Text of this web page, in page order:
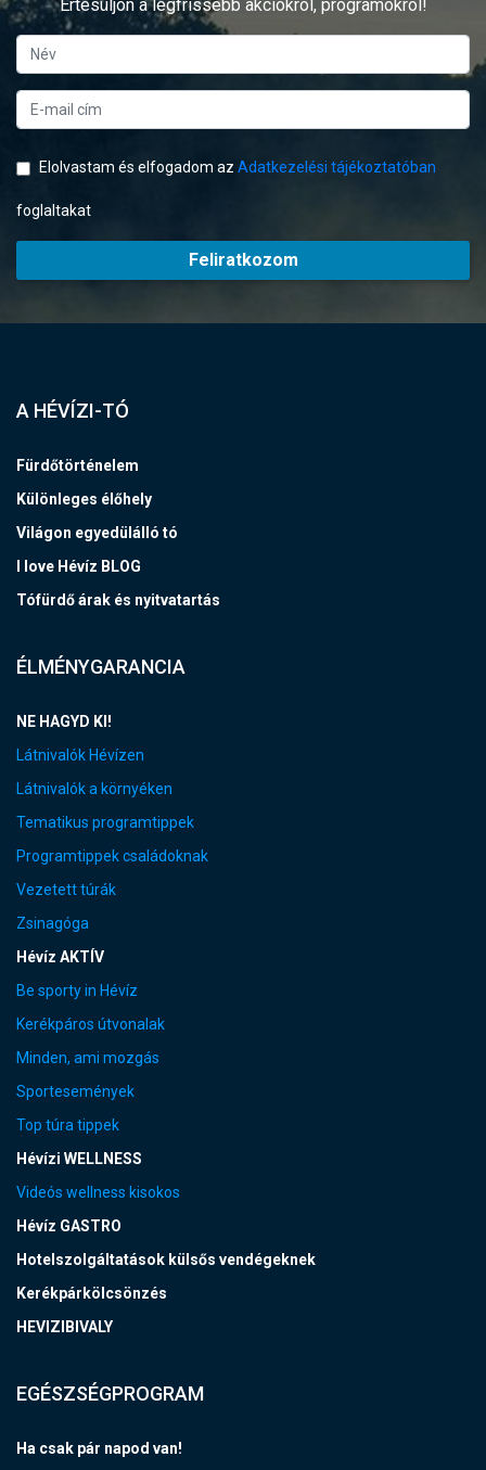
Értesüljön a legfrissebb akciókról, programokról!
Elolvastam és elfogadom az Adatkezelési tájékoztatóban
foglaltakat
Feliratkozom
A HÉVÍZI-TÓ
Fürdőtörténelem
Különleges élőhely
Világon egyedülálló tó
I love Hévíz BLOG
Tófürdő árak és nyitvatartás
ÉLMÉNYGARANCIA
NE HAGYD KI!
Látnivalók Hévízen
Látnivalók a környéken
Tematikus programtippek
Programtippek családoknak
Vezetett túrák
Zsinagóga
Hévíz AKTÍV
Be sporty in Hévíz
Kerékpáros útvonalak
Minden, ami mozgás
Sportesemények
Top túra tippek
Hévízi WELLNESS
Videós wellness kisokos
Hévíz GASTRO
Hotelszolgáltatások külsős vendégeknek
Kerékpárkölcsönzés
HEVIZIBIVALY
EGÉSZSÉGPROGRAM
Ha csak pár napod van!